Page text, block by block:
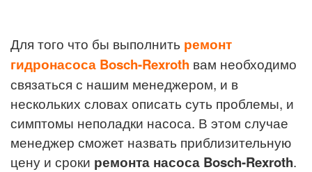
Для того что бы выполнить ремонт
гидронасоса Bosch-Rexroth вам необходимо
связаться с нашим менеджером, и в
нескольких словах описать суть проблемы, и
симптомы неполадки насоса. В этом случае
менеджер сможет назвать приблизительную
цену и сроки ремонта насоса Bosch-Rexroth.